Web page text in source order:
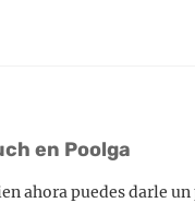
en Poolga
ahora puedes darle